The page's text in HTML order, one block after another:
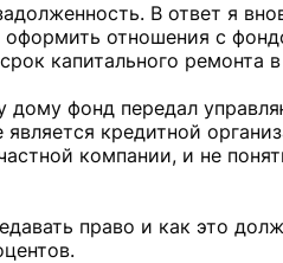
В ответ я
оформить отношения с
капитального ремонта
дому фонд передал
кредитной
компании, и не
право и как это